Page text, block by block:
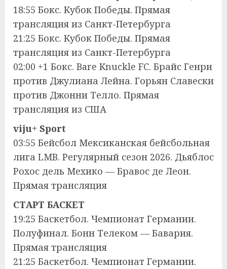
18:55 Бокс. Кубок Победы. Прямая
трансляция из Санкт-Петербурга
21:25 Бокс. Кубок Победы. Прямая
трансляция из Санкт-Петербурга
02:00 +1 Бокс. Bare Knuckle FC. Брайс Генри
против Джулиана Лейна. Горьян Славески
против Джонни Телло. Прямая
трансляция из США
viju+ Sport
03:55 Бейсбол Мексиканская бейсбольная
лига LMB. Регулярный сезон 2026. Дьяблос
Рохос дель Мехико — Бравос де Леон.
Прямая трансляция
СТАРТ БАСКЕТ
19:25 Баскетбол. Чемпионат Германии.
Полуфинал. Бонн Телеком — Бавария.
Прямая трансляция
21:25 Баскетбол. Чемпионат Германии.